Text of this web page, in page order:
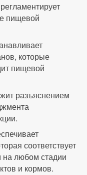
пищевой
которые
пищевой
разъяснением
соответствует
любом стадии
и кормов.